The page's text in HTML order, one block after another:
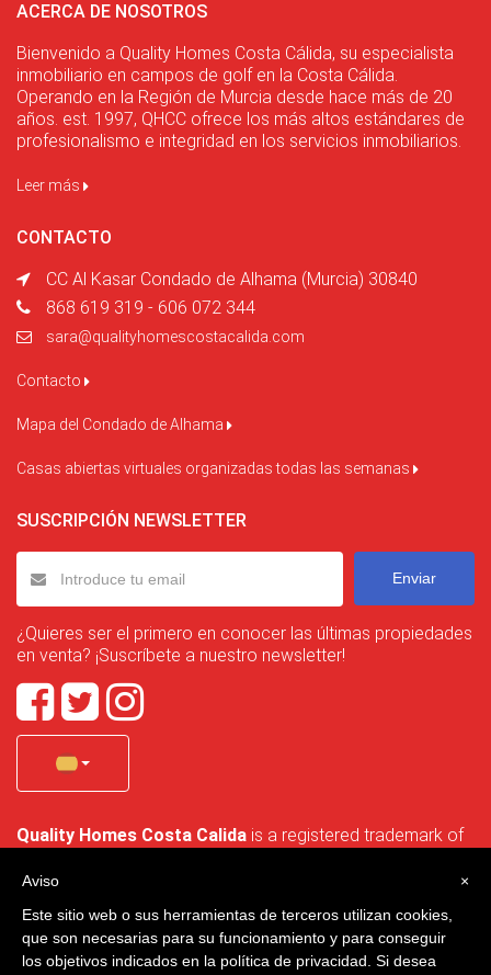
ACERCA DE NOSOTROS
Bienvenido a Quality Homes Costa Cálida, su especialista
inmobiliario en campos de golf en la Costa Cálida.
Operando en la Región de Murcia desde hace más de 20
años. est. 1997, QHCC ofrece los más altos estándares de
profesionalismo e integridad en los servicios inmobiliarios.
Leer más
CONTACTO
CC Al Kasar Condado de Alhama (Murcia) 30840
868 619 319 - 606 072 344
sara@qualityhomescostacalida.com
Contacto
Mapa del Condado de Alhama
Casas abiertas virtuales organizadas todas las semanas
SUSCRIPCIÓN NEWSLETTER
Enviar
¿Quieres ser el primero en conocer las últimas propiedades
en venta? ¡Suscríbete a nuestro newsletter!
Quality Homes Costa Calida is a registered trademark of
no. B-30750053 and address: Bella Luz 07-05, 30389 La
×
Aviso
Este sitio web o sus herramientas de terceros utilizan cookies,
que son necesarias para su funcionamiento y para conseguir
los objetivos indicados en la política de privacidad. Si desea